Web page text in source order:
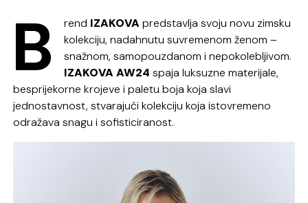
B rend IZAKOVA predstavlja svoju novu zimsku
kolekciju, nadahnutu suvremenom ženom –
snažnom, samopouzdanom i nepokolebljivom.
IZAKOVA AW24 spaja luksuzne materijale,
besprijekorne krojeve i paletu boja koja slavi
jednostavnost, stvarajući kolekciju koja istovremeno
odražava snagu i sofisticiranost.